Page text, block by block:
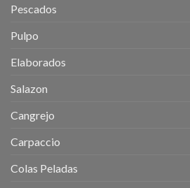
Pescados
Pulpo
Elaborados
Salazon
Cangrejo
Carpaccio
Colas Peladas